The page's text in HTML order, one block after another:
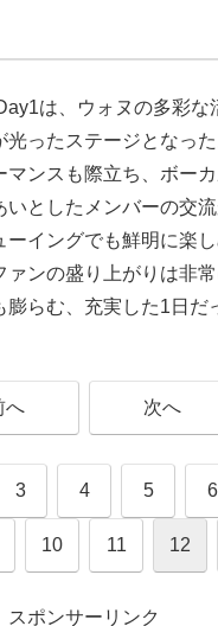
は、ウォヌの多彩な
光ったステージとなっ
マンスも際立ち、ボー
いとしたメンバーの交
イングでも鮮明に楽し
ンの盛り上がりは非常
らむ、充実した1日だ
へ 次へ
3 4 5 6
10 11 12
スポンサーリンク